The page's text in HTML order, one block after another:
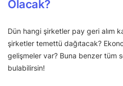
Olacak?
Dün hangi şirketler pay geri alım
şirketler temettü dağıtacak?
gelişmeler var? Buna benzer tüm
bulabilirsin!